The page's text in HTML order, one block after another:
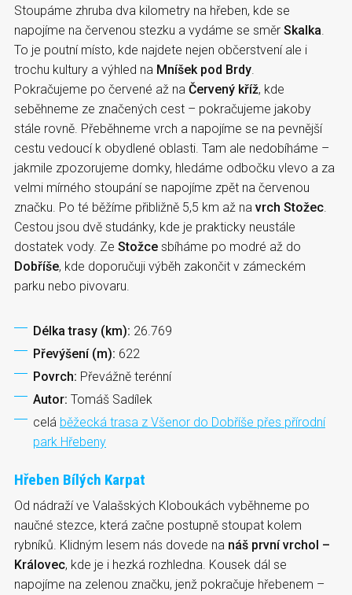
Stoupáme zhruba dva kilometry na hřeben, kde se
napojíme na červenou stezku a vydáme se směr Skalka
To je poutní místo, kde najdete nejen občerstvení ale i
trochu kultury a výhled na Mníšek pod Brdy
Pokračujeme po červené až na Červený kříž, kde
seběhneme ze značených cest – pokračujeme jakoby
stále rovně. Přeběhneme vrch a napojíme se na pevnější
cestu vedoucí k obydlené oblasti. Tam ale nedobíháme –
jakmile zpozorujeme domky, hledáme odbočku vlevo a za
velmi mírného stoupání se napojíme zpět na červenou
značku. Po té běžíme přibližně 5,5 km až na vrch Stožec
Cestou jsou dvě studánky, kde je prakticky neustále
dostatek vody. Ze Stožce sbíháme po modré až do
Dobříše, kde doporučuji výběh zakončit v zámeckém
parku nebo pivovaru.
Délka trasy (km): 26.769
Převýšení (m): 622
Povrch: Převážně terénní
Autor: Tomáš Sadílek
celá běžecká trasa z Všenor do Dobříše přes přírodní
park Hřebeny
Hřeben Bílých Karpat
Od nádraží ve Valašských Kloboukách vyběhneme po
naučné stezce, která začne postupně stoupat kolem
rybníků. Klidným lesem nás dovede na náš první vrchol –
Královec, kde je i hezká rozhledna. Kousek dál se
napojíme na zelenou značku, jenž pokračuje hřebenem –